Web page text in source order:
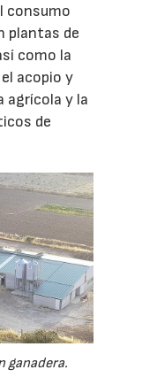
consumo
plantas de
como la
acopio y
agrícola y la
de
ganadera.